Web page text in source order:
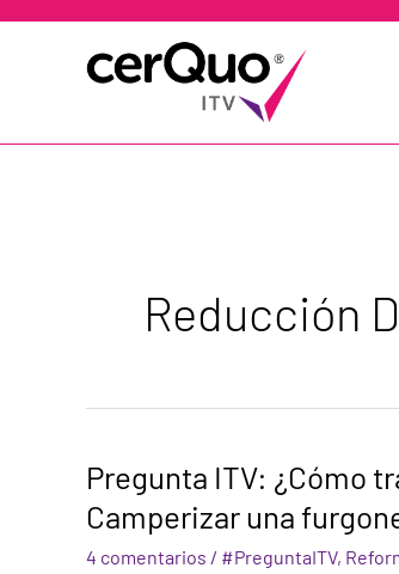
Reducción
Pregunta ITV: ¿Cómo
Camperizar una
4 comentarios / #PreguntaITV,
Pregunta
ITV:
¿Cómo
transformar
una